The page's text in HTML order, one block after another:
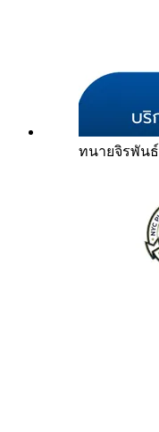
ทนายจิรพันธ์